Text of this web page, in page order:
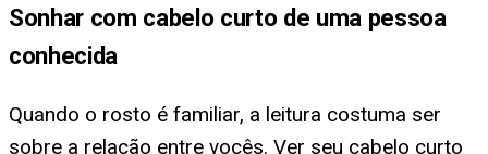
Sonhar com cabelo curto de uma pessoa
conhecida
Quando o rosto é familiar, a leitura costuma ser
sobre a relação entre vocês. Ver seu cabelo curto